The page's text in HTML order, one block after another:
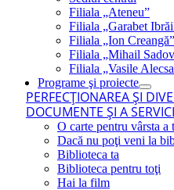
Filiala „Ateneu”
Filiala „Garabet
Filiala „Ion Creangă”
Filiala „Mihail
Filiala „Vasile
Programe şi proiecte
PERFECŢIONAREA ŞI
DOCUMENTE ŞI A
O carte pentru vârsta a
Dacă nu poţi veni la
Biblioteca ta
Biblioteca pentru toţi
Hai la film